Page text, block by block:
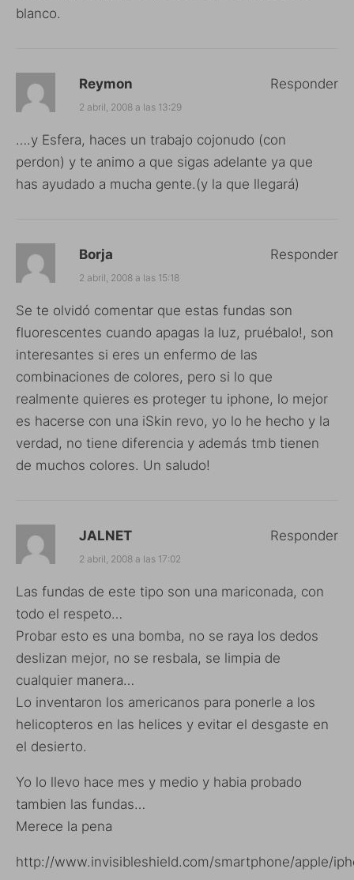
blanco.
Reymon
2 abril, 2008 a las 13:29
….y Esfera, haces un trabajo cojonudo (con
perdon) y te animo a que sigas adelante ya que
has ayudado a mucha gente.(y la que llegará)
Responder
Borja
2 abril, 2008 a las 15:18
Se te olvidó comentar que estas fundas son
fluorescentes cuando apagas la luz, pruébalo!, son
interesantes si eres un enfermo de las
combinaciones de colores, pero si lo que
realmente quieres es proteger tu iphone, lo mejor
es hacerse con una iSkin revo, yo lo he hecho y la
verdad, no tiene diferencia y además tmb tienen
de muchos colores. Un saludo!
Responder
JALNET
2 abril, 2008 a las 17:02
Las fundas de este tipo son una mariconada, con
todo el respeto…
Probar esto es una bomba, no se raya los dedos
deslizan mejor, no se resbala, se limpia de
cualquier manera…
Lo inventaron los americanos para ponerle a los
helicopteros en las helices y evitar el desgaste en
el desierto.
Yo lo llevo hace mes y medio y habia probado
tambien las fundas…
Merece la pena
http://www.invisibleshield.com/smartphone/apple/
Responder